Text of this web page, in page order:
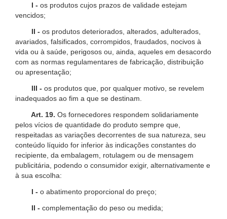
I - os produtos cujos prazos de validade estejam
vencidos;
II - os produtos deteriorados, alterados, adulterados,
avariados, falsificados, corrompidos, fraudados, nocivos à
vida ou à saúde, perigosos ou, ainda, aqueles em desacordo
com as normas regulamentares de fabricação, distribuição
ou apresentação;
III - os produtos que, por qualquer motivo, se revelem
inadequados ao fim a que se destinam.
Art. 19. Os fornecedores respondem solidariamente
pelos vícios de quantidade do produto sempre que,
respeitadas as variações decorrentes de sua natureza, seu
conteúdo líquido for inferior às indicações constantes do
recipiente, da embalagem, rotulagem ou de mensagem
publicitária, podendo o consumidor exigir, alternativamente e
à sua escolha:
I - o abatimento proporcional do preço;
II - complementação do peso ou medida;